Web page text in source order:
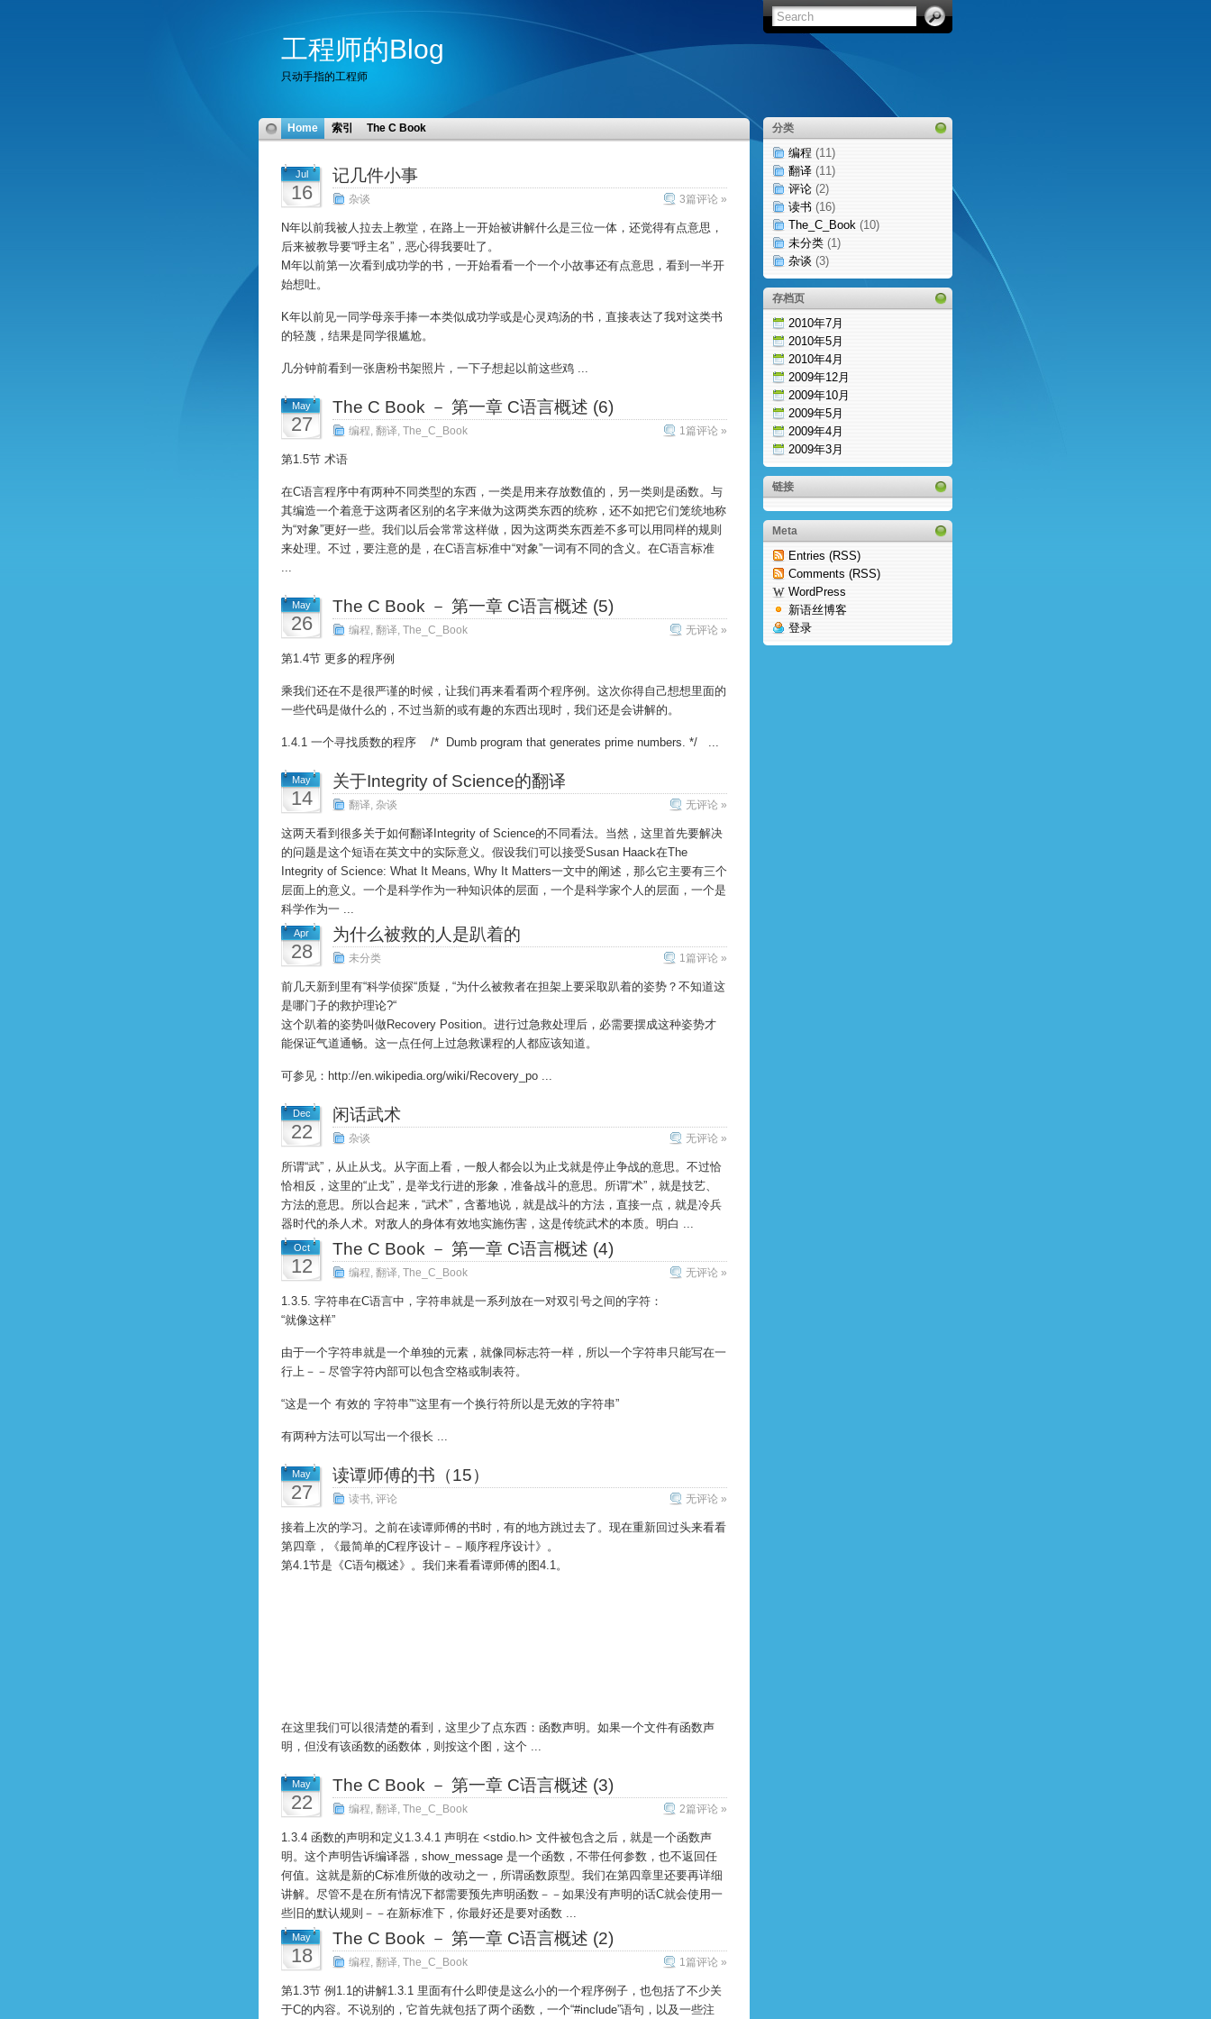
工程师的Blog
只动手指的工程师
Home 索引 The C Book
Jul
16
记几件小事
杂谈 3篇评论 »
N年以前我被人拉去上教堂，在路上一开始被讲解什么是三位一体，还觉得有点意思，
后来被教导要“呼主名”，恶心得我要吐了。
M年以前第一次看到成功学的书，一开始看看一个一个小故事还有点意思，看到一半开
始想吐。
K年以前见一同学母亲手捧一本类似成功学或是心灵鸡汤的书，直接表达了我对这类书
的轻蔑，结果是同学很尴尬。
几分钟前看到一张唐粉书架照片，一下子想起以前这些鸡 ...
May
27
The C Book － 第一章 C语言概述 (6)
编程 翻译 The_C_Book 1篇评论 »
第1.5节 术语
在C语言程序中有两种不同类型的东西，一类是用来存放数值的，另一类则是函数。与
其编造一个着意于这两者区别的名字来做为这两类东西的统称，还不如把它们笼统地称
为“对象”更好一些。我们以后会常常这样做，因为这两类东西差不多可以用同样的规则
来处理。不过，要注意的是，在C语言标准中“对象”一词有不同的含义。在C语言标准
...
May
26
The C Book － 第一章 C语言概述 (5)
编程 翻译 The_C_Book 无评论 »
第1.4节 更多的程序例
乘我们还在不是很严谨的时候，让我们再来看看两个程序例。这次你得自己想想里面的
一些代码是做什么的，不过当新的或有趣的东西出现时，我们还是会讲解的。
1.4.1 一个寻找质数的程序 /* Dumb program that generates prime numbers. */ ...
May
14
关于Integrity of Science的翻译
翻译 杂谈 无评论 »
这两天看到很多关于如何翻译Integrity of Science的不同看法。当然，这里首先要解决
的问题是这个短语在英文中的实际意义。假设我们可以接受Susan Haack在The
Integrity of Science: What It Means, Why It Matters一文中的阐述，那么它主要有三个
层面上的意义。一个是科学作为一种知识体的层面，一个是科学家个人的层面，一个是
科学作为一 ...
Apr
28
为什么被救的人是趴着的
未分类 1篇评论 »
前几天新到里有“科学侦探“质疑，“为什么被救者在担架上要采取趴着的姿势？不知道这
是哪门子的救护理论?“
这个趴着的姿势叫做Recovery Position。进行过急救处理后，必需要摆成这种姿势才
能保证气道通畅。这一点任何上过急救课程的人都应该知道。
可参见：http://en.wikipedia.org/wiki/Recovery_po ...
Dec
22
闲话武术
杂谈 无评论 »
所谓“武”，从止从戈。从字面上看，一般人都会以为止戈就是停止争战的意思。不过恰
恰相反，这里的“止戈”，是举戈行进的形象，准备战斗的意思。所谓“术”，就是技艺、
方法的意思。所以合起来，“武术”，含蓄地说，就是战斗的方法，直接一点，就是冷兵
器时代的杀人术。对敌人的身体有效地实施伤害，这是传统武术的本质。明白 ...
Oct
12
The C Book － 第一章 C语言概述 (4)
编程 翻译 The_C_Book 无评论 »
1.3.5. 字符串在C语言中，字符串就是一系列放在一对双引号之间的字符：
“就像这样”
由于一个字符串就是一个单独的元素，就像同标志符一样，所以一个字符串只能写在一
行上－－尽管字符内部可以包含空格或制表符。
“这是一个 有效的 字符串”“这里有一个换行符所以是无效的字符串”
有两种方法可以写出一个很长 ...
May
27
读谭师傅的书（15）
读书 评论 无评论 »
接着上次的学习。之前在读谭师傅的书时，有的地方跳过去了。现在重新回过头来看看
第四章，《最简单的C程序设计－－顺序程序设计》。
第4.1节是《C语句概述》。我们来看看谭师傅的图4.1。
在这里我们可以很清楚的看到，这里少了点东西：函数声明。如果一个文件有函数声
明，但没有该函数的函数体，则按这个图，这个 ...
May
22
The C Book － 第一章 C语言概述 (3)
编程 翻译 The_C_Book 2篇评论 »
1.3.4 函数的声明和定义1.3.4.1 声明在 <stdio.h> 文件被包含之后，就是一个函数声
明。这个声明告诉编译器，show_message 是一个函数，不带任何参数，也不返回任
何值。这就是新的C标准所做的改动之一，所谓函数原型。我们在第四章里还要再详细
讲解。尽管不是在所有情况下都需要预先声明函数－－如果没有声明的话C就会使用一
些旧的默认规则－－在新标准下，你最好还是要对函数 ...
May
18
The C Book － 第一章 C语言概述 (2)
编程 翻译 The_C_Book 1篇评论 »
第1.3节 例1.1的讲解1.3.1 里面有什么即使是这么小的一个程序例子，也包括了不少关
于C的内容。不说别的，它首先就包括了两个函数，一个“#include”语句，以及一些注
分类
编程 (11)
翻译 (11)
评论 (2)
读书 (16)
The_C_Book (10)
未分类 (1)
杂谈 (3)
存档页
2010年7月
2010年5月
2010年4月
2009年12月
2009年10月
2009年5月
2009年4月
2009年3月
链接
Meta
Entries (RSS)
Comments (RSS)
WordPress
新语丝博客
登录